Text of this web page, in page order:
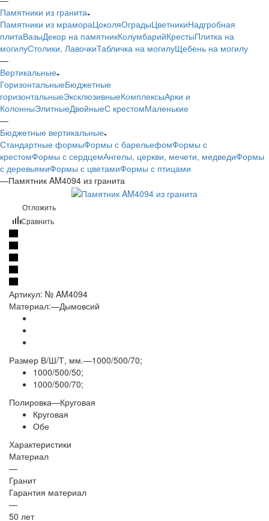
Памятники из гранита
Памятники из мрамораЦоколяОградыЦветникиНадгробная
плитаВазыДекор на памятникКолумбарийКрестыПлитка на
могилуСтолики, ЛавочкиТабличка на могилуЩебень на могилу
—
Вертикальные
ГоризонтальныеБюджетные
горизонтальныеЭксклюзивныеКомплексыАрки и
КолонныЭлитныеДвойныеС крестомМаленькие
—
Бюджетные вертикальные
Стандартные формыФормы с барельефомФормы с
крестомФормы с сердцемАнгелы, церкви, мечети, медведиФормы
с деревьямиФормы с цветамиФормы с птицами
—Памятник AM4094 из гранита
Отложить
Сравнить
Артикул: № AM4094
Материал:—Дымовсий
Размер В/Ш/Т, мм.—1000/500/70;
1000/500/50;
1000/500/70;
Полировка—Круговая
Круговая
Обе
Характеристики
Материал
—
Гранит
Гарантия материал
—
50 лет